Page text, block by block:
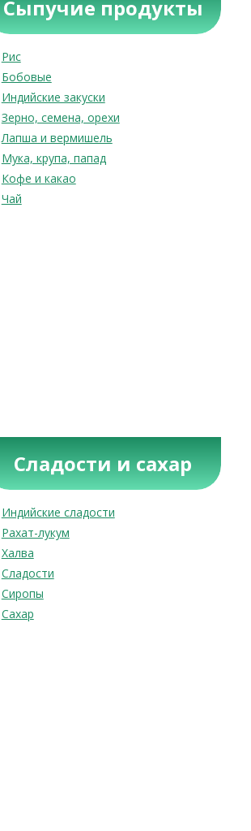
Сыпучие продукты
Рис
Бобовые
Индийские закуски
Зерно, семена, орехи
Лапша и вермишель
Мука, крупа, папад
Кофе и какао
Чай
Сладости и сахар
Индийские сладости
Рахат-лукум
Халва
Сладости
Сиропы
Сахар